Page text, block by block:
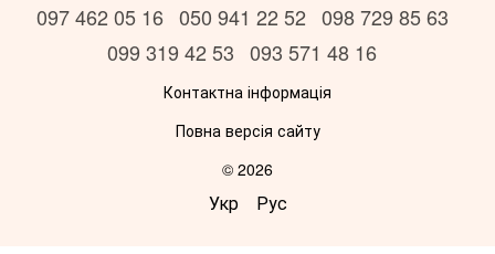
097 462 05 16 050 941 22 52 098 729 85 63
099 319 42 53 093 571 48 16
Контактна інформація
Повна версія сайту
© 2026
Укр Рус